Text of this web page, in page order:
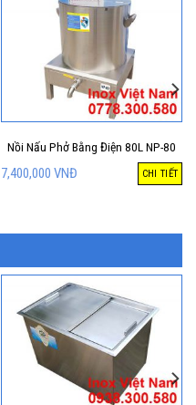
Nồi Nấu Phở Bằng Điện 80L NP-80
7,400,000 VNĐ CHI TIẾT